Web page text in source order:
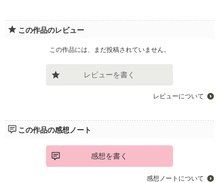
この作品のレビュー
この作品には、まだ投稿されていません。
レビューを書く
レビューについて
この作品の感想ノート
感想を書く
感想ノートについて